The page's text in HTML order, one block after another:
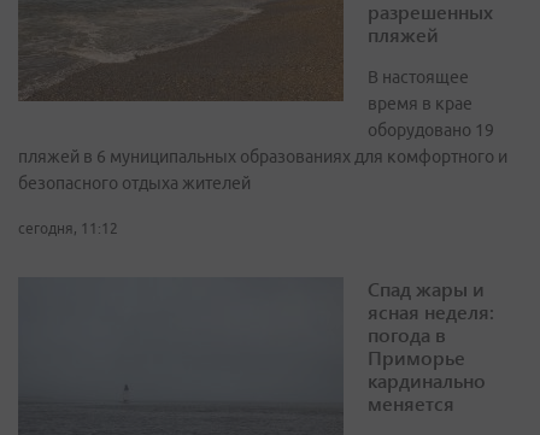
разрешенных
пляжей
В настоящее
время в крае
оборудовано 19
пляжей в 6 муниципальных образованиях для комфортного и
безопасного отдыха жителей
сегодня, 11:12
Спад жары и
ясная неделя:
погода в
Приморье
кардинально
меняется